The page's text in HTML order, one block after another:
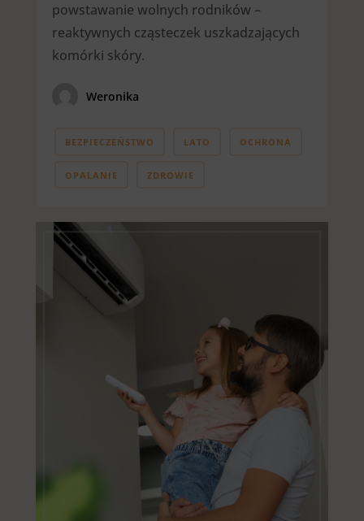
powstawanie wolnych rodników –
reaktywnych cząsteczek uszkadzających
komórki skóry.
Weronika
BEZPIECZEŃSTWO LATO OCHRONA
OPALANIE ZDROWIE